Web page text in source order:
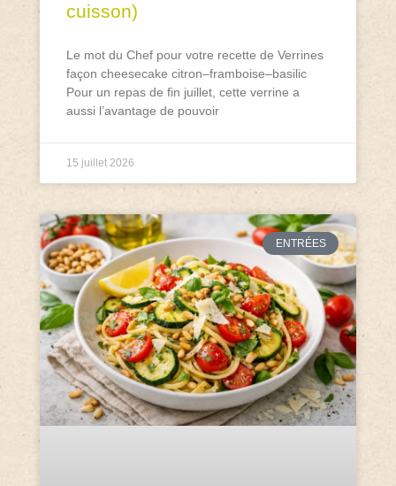
cuisson)
Le mot du Chef pour votre recette de Verrines
façon cheesecake citron–framboise–basilic
Pour un repas de fin juillet, cette verrine a
aussi l’avantage de pouvoir
15 juillet 2026
ENTRÉES